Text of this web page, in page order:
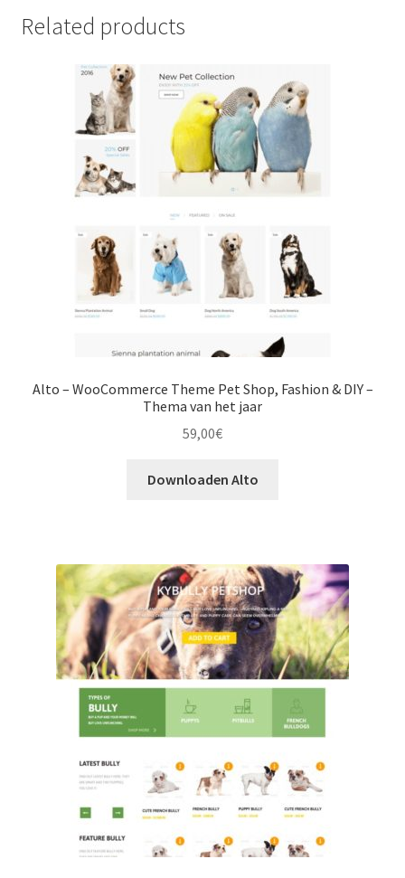
Related products
Alto – WooCommerce Theme Pet Shop, Fashion & DIY –
Thema van het jaar
59,00€
Downloaden Alto